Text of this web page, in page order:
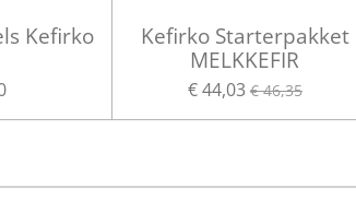
Kefirko
Kefirko Starterpakket
MELKKEFIR
€ 44,03 € 46,35